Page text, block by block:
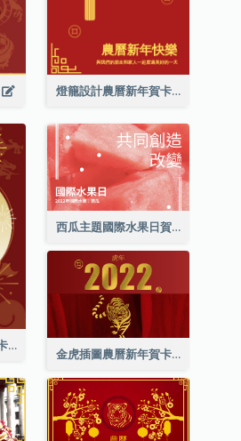
燈籠設計農曆新年賀卡
煙花主題農曆新年賀卡
西瓜主題國際水果日賀卡
金虎插圖農曆新年賀卡